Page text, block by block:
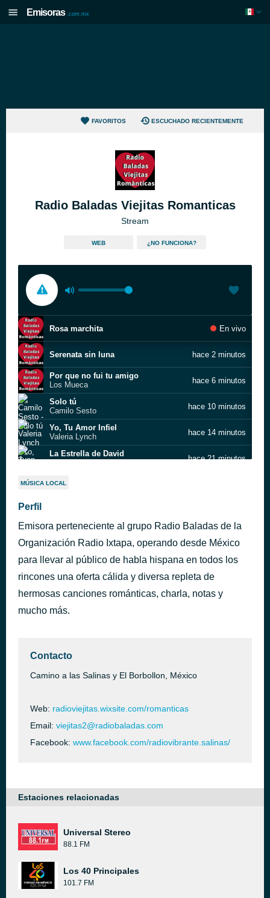
Emisoras .com.mx
FAVORITOS ESCUCHADO RECIENTEMENTE
Radio Baladas Viejitas Romanticas
Stream
WEB ¿NO FUNCIONA?
Rosa marchita En vivo
Serenata sin luna hace 2 minutos
Por que no fui tu amigo
Los Mueca
hace 6 minutos
Solo tú
Camilo Sesto
hace 10 minutos
Yo, Tu Amor Infiel
Valeria Lynch
hace 14 minutos
La Estrella de David
hace 21 minutos
Frente a una copa de vino
Cara De Gitana-Daniel Magal
Cara De Gitana-Daniel Magal
Si Tu Eres Mi Hombre-Marlene
Si Tu Eres Mi Hombre-Marlene
hace 43 minutos
MÚSICA LOCAL
Perfil
Emisora perteneciente al grupo Radio Baladas de la
Organización Radio Ixtapa, operando desde México
para llevar al público de habla hispana en todos los
rincones una oferta cálida y diversa repleta de
hermosas canciones románticas, charla, notas y
mucho más.
Contacto
Camino a las Salinas y El Borbollon, México
Web: radioviejitas.wixsite.com/romanticas
Email: viejitas2@radiobaladas.com
Facebook: www.facebook.com/radiovibrante.salinas/
Estaciones relacionadas
Universal Stereo
88.1 FM
Los 40 Principales
101.7 FM